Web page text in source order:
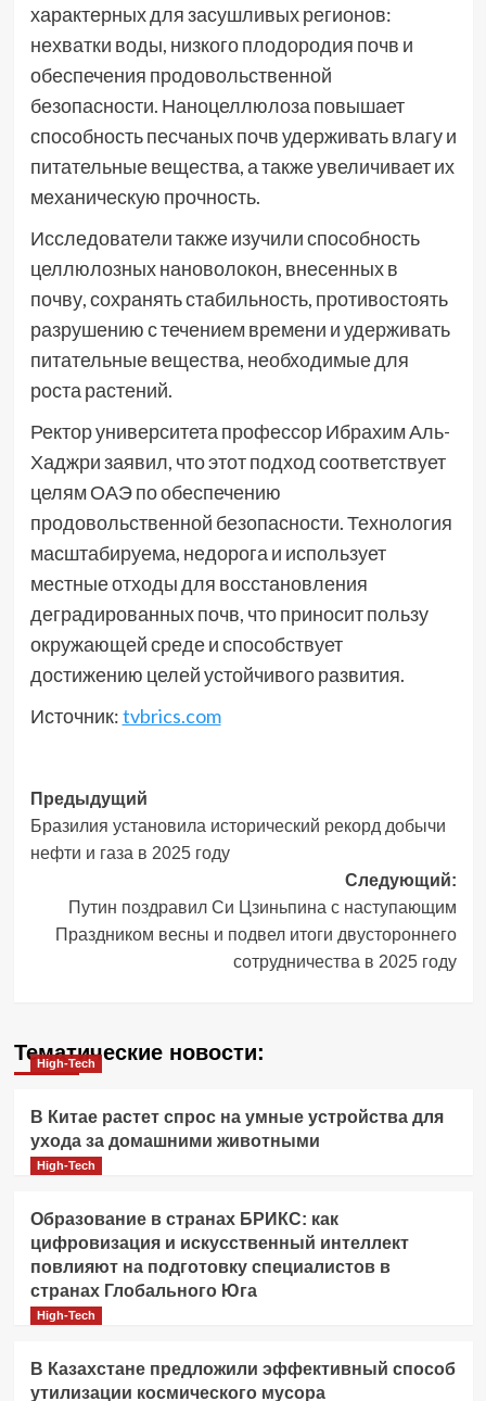
характерных для засушливых регионов:
нехватки воды, низкого плодородия почв и
обеспечения продовольственной
безопасности. Наноцеллюлоза повышает
способность песчаных почв удерживать влагу и
питательные вещества, а также увеличивает их
механическую прочность.
Исследователи также изучили способность
целлюлозных нановолокон, внесенных в
почву, сохранять стабильность, противостоять
разрушению с течением времени и удерживать
питательные вещества, необходимые для
роста растений.
Ректор университета профессор Ибрахим Аль-
Хаджри заявил, что этот подход соответствует
целям ОАЭ по обеспечению
продовольственной безопасности. Технология
масштабируема, недорога и использует
местные отходы для восстановления
деградированных почв, что приносит пользу
окружающей среде и способствует
достижению целей устойчивого развития.
Источник:tvbrics.com
Навигация
записи
Предыдущий
Бразилия установила исторический рекорд добычи
нефти и газа в 2025 году
Следующий:
Путин поздравил Си Цзиньпина с наступающим
Праздником весны и подвел итоги двустороннего
сотрудничества в 2025 году
Тематические новости:
High-Tech
В Китае растет спрос на умные устройства для
ухода за домашними животными
High-Tech
Образование в странах БРИКС: как
цифровизация и искусственный интеллект
повлияют на подготовку специалистов в
странах Глобального Юга
High-Tech
В Казахстане предложили эффективный способ
утилизации космического мусора